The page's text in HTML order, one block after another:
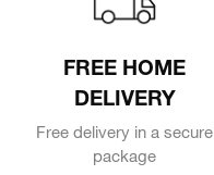
FREE HOME
DELIVERY
Free delivery in a secure
package